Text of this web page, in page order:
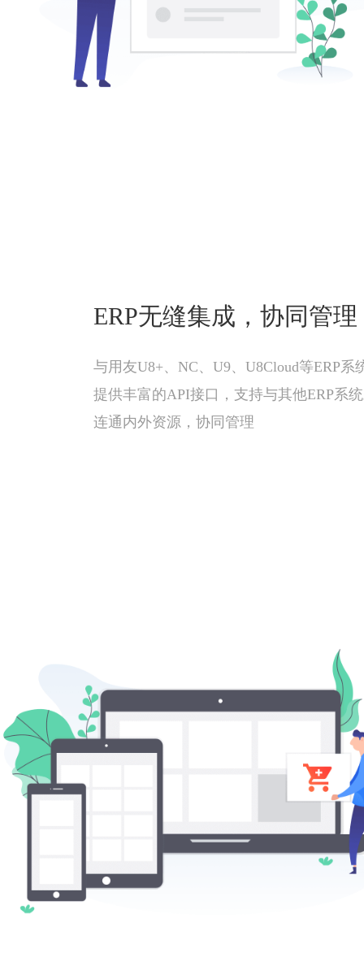
ERP无缝集成，协同管理
与用友U8+、NC、U9、U8Cloud等ERP系
提供丰富的API接口，支持与其他ERP系
连通内外资源，协同管理